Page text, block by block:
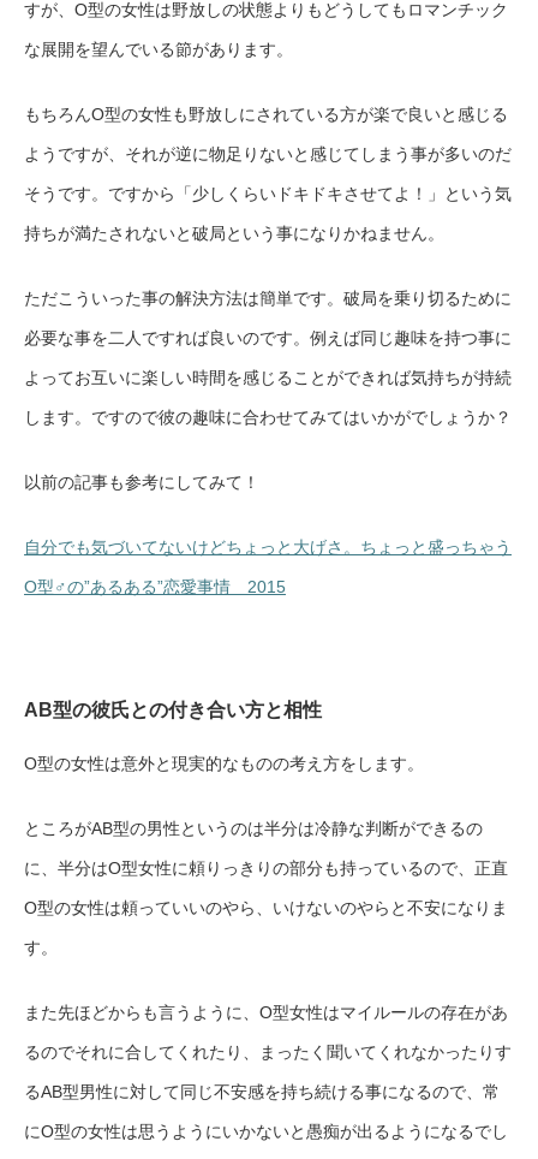
すが、O型の女性は野放しの状態よりもどうしてもロマンチック
な展開を望んでいる節があります。
もちろんO型の女性も野放しにされている方が楽で良いと感じる
ようですが、それが逆に物足りないと感じてしまう事が多いのだ
そうです。ですから「少しくらいドキドキさせてよ！」という気
持ちが満たされないと破局という事になりかねません。
ただこういった事の解決方法は簡単です。破局を乗り切るために
必要な事を二人ですれば良いのです。例えば同じ趣味を持つ事に
よってお互いに楽しい時間を感じることができれば気持ちが持続
します。ですので彼の趣味に合わせてみてはいかがでしょうか？
以前の記事も参考にしてみて！
自分でも気づいてないけどちょっと大げさ。ちょっと盛っちゃう
O型♂の”あるある”恋愛事情 2015
AB型の彼氏との付き合い方と相性
O型の女性は意外と現実的なものの考え方をします。
ところがAB型の男性というのは半分は冷静な判断ができるの
に、半分はO型女性に頼りっきりの部分も持っているので、正直
O型の女性は頼っていいのやら、いけないのやらと不安になりま
す。
また先ほどからも言うように、O型女性はマイルールの存在があ
るのでそれに合してくれたり、まったく聞いてくれなかったりす
るAB型男性に対して同じ不安感を持ち続ける事になるので、常
にO型の女性は思うようにいかないと愚痴が出るようになるでし